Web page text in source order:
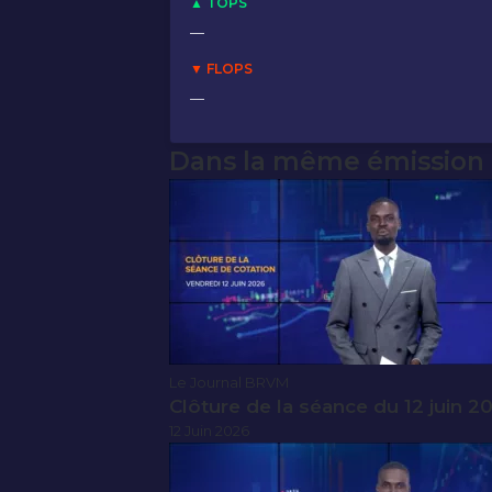
—
▼ FLOPS
—
Dans la même émission
Le Journal BRVM
Clôture de la séance du 12 juin